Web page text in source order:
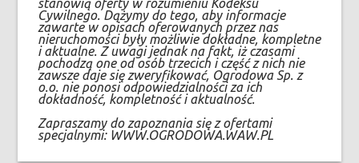
stanowią oferty w rozumieniu Kodeksu
Cywilnego. Dążymy do tego, aby informacje
zawarte w opisach oferowanych przez nas
nieruchomości były możliwie dokładne, kompletne
i aktualne. Z uwagi jednak na fakt, iż czasami
pochodzą one od osób trzecich i część z nich nie
zawsze daje się zweryfikować, Ogrodowa Sp. z
o.o. nie ponosi odpowiedzialności za ich
dokładność, kompletność i aktualność.
Zapraszamy do zapoznania się z ofertami
specjalnymi: WWW.OGRODOWA.WAW.PL